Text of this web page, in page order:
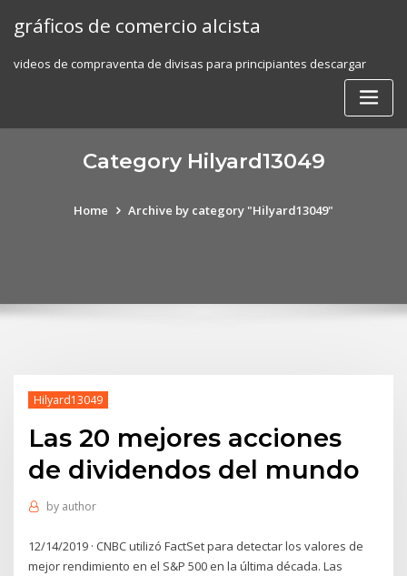
gráficos de comercio alcista
videos de compraventa de divisas para principiantes descargar
Category Hilyard13049
Home Archive by category "Hilyard13049"
Hilyard13049
Las 20 mejores acciones
de dividendos del mundo
by author
12/14/2019 · CNBC utilizó FactSet para detectar los valores de
mejor rendimiento en el S&P 500 en la última década. Las